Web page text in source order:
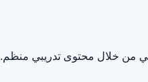
من خلال محتوى تدريبي منظم.